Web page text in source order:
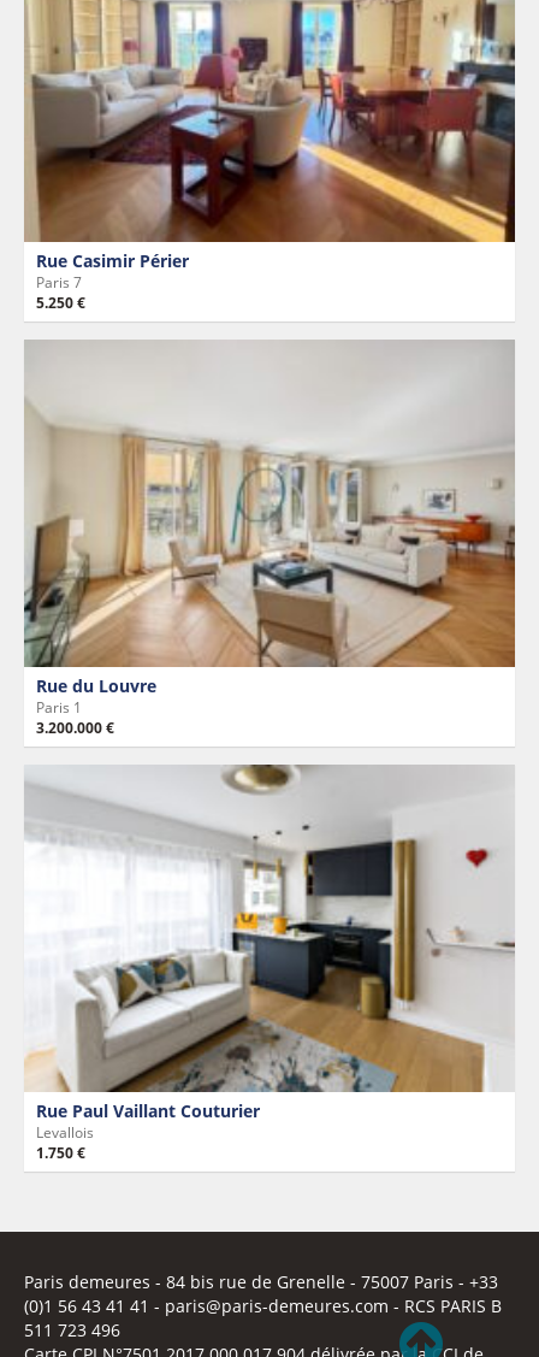
Rue Casimir Périer
Paris 7
5.250 €
Rue du Louvre
Paris 1
3.200.000 €
Rue Paul Vaillant Couturier
Levallois
1.750 €
Paris demeures - 84 bis rue de Grenelle - 75007 Paris - +33
(0)1 56 43 41 41 - paris@paris-demeures.com - RCS PARIS B
511 723 496